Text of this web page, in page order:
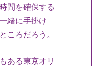
間を確保する
緒に手掛け
ころだろう。
ある東京オリ